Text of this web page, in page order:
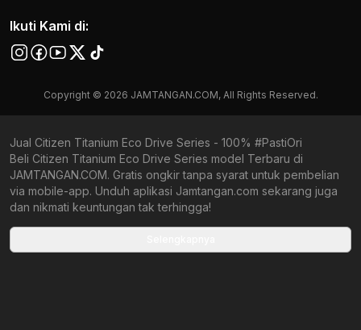
Ikuti Kami di:
Copyright © 2026 JAMTANGAN.COM, All Rights Reserved.
Jual Citizen Titanium Eco Drive Series - 100% #PastiOri
Beli Citizen Titanium Eco Drive Series model Terbaru di
JAMTANGAN.COM. Gratis ongkir tanpa syarat untuk pembelian
via mobile-app. Unduh aplikasi Jamtangan.com sekarang juga
dan nikmati keuntungan tak terhingga!
Citizen Titanium